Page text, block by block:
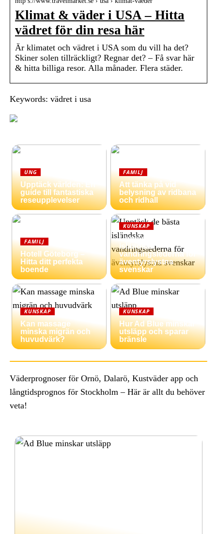
Klimat & väder i USA – Hitta
vädret för din resa här
Är klimatet och vädret i USA som du vill ha det?
Skiner solen tillräckligt? Regnar det? – Få svar här
& hitta billiga resor. Alla månader. Flera städer.
Keywords: vädret i usa
UNG
Upptäck världen: En
guide till fantastiska
reseupplevelser
FAMILJ
Att tänka på vid
belysning av ridbana
och ridhall
FAMILJ
Hotell Göteborg –
Hitta ditt perfekta
boende
KUNSKAP
Upptäck de bästa
isländska
vandringslederna för
äventyrslystna
svenskar
KUNSKAP
Kan massage
minska migrän och
huvudvärk?
KUNSKAP
Hur Ad Blue minskar
utsläpp och sparar
bränsle
Väderprognoser för Ornö, Dalarö, Kustväder app och
långtidsprognos för Stockholm – Här är allt du behöver
veta!